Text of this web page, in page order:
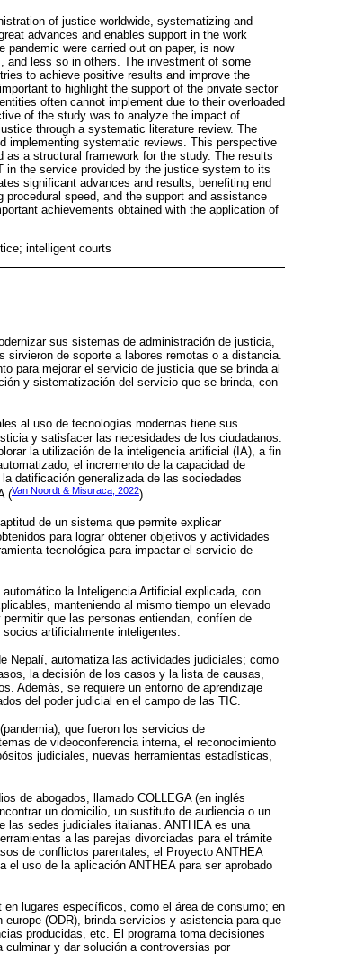
of justice worldwide, systematizing and
advances and enables support in the work
were carried out on paper, is now
and less so in others. The investment of some
to achieve positive results and improve the
to highlight the support of the private sector
often cannot implement due to their overloaded
of the study was to analyze the impact of
through a systematic literature review. The
implementing systematic reviews. This perspective
a structural framework for the study. The results
in the service provided by the justice system to its
significant advances and results, benefiting end
speed, and the support and assistance
achievements obtained with the application of
intelligent courts
sus sistemas de administración de justicia,
de soporte a labores remotas o a distancia.
para mejorar el servicio de justicia que se brinda al
y sistematización del servicio que se brinda, con
al uso de tecnologías modernas tiene sus
y satisfacer las necesidades de los ciudadanos.
la utilización de la inteligencia artificial (IA), a fin
el incremento de la capacidad de
datificación generalizada de las sociedades
(Van Noordt & Misuraca, 2022).
de un sistema que permite explicar
para lograr obtener objetivos y actividades
tecnológica para impactar el servicio de
la Inteligencia Artificial explicada, con
manteniendo al mismo tiempo un elevado
que las personas entiendan, confíen de
artificialmente inteligentes.
Nepalí, automatiza las actividades judiciales; como
la decisión de los casos y la lista de causas,
Además, se requiere un entorno de aprendizaje
del poder judicial en el campo de las TIC.
que fueron los servicios de
de videoconferencia interna, el reconocimiento
judiciales, nuevas herramientas estadísticas,
de abogados, llamado COLLEGA (en inglés
un domicilio, un sustituto de audiencia o un
las sedes judiciales italianas. ANTHEA es una
a las parejas divorciadas para el trámite
de conflictos parentales; el Proyecto ANTHEA
el uso de la aplicación ANTHEA para ser aprobado
lugares específicos, como el área de consumo; en
(ODR), brinda servicios y asistencia para que
producidas, etc. El programa toma decisiones
y dar solución a controversias por